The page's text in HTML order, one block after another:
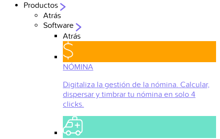
Productos
Atrás
Software
Atrás
NÓMINA
Digitaliza la gestión de la nómina. Calcular,
dispersar y timbrar tu nómina en solo 4
clicks.